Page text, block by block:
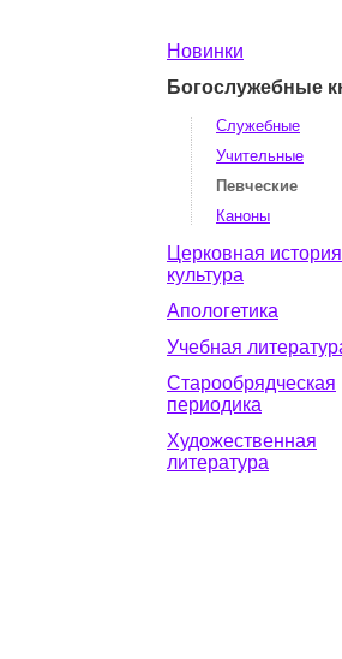
Новинки
Богослужебные
Служебные
Учительные
Певческие
Каноны
Церковная
культура
Апологетика
Учебная
Старообрядческая
периодика
Художественная
литература